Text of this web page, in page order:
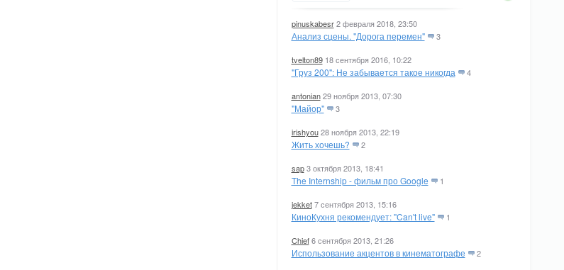
pinuskabesr 2 февраля 2018, 23:50
Анализ сцены. "Дорога перемен" 3
tvelton89 18 сентября 2016, 10:22
"Груз 200": Не забывается такое никогда 4
antonian 29 ноября 2013, 07:30
"Майор" 3
irishyou 28 ноября 2013, 22:19
Жить хочешь? 2
sap 3 октября 2013, 18:41
The Internship - фильм про Google 1
jekket 7 сентября 2013, 15:16
КиноКухня рекомендует: "Can't live" 1
Chief 6 сентября 2013, 21:26
Использование акцентов в кинематографе 2